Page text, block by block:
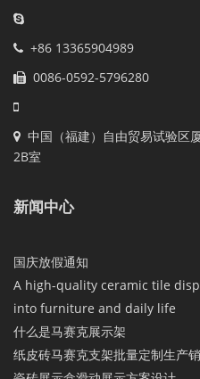
+86 13365904989
0086-0592-5796280
中国（福建）自由贸易试验区
2B室
新闻中心
国庆放假通知
A high-quality ceramic tile
into furniture and daily life
什么是马赛克展示架
纸皮砖马赛克支架批量定制生产